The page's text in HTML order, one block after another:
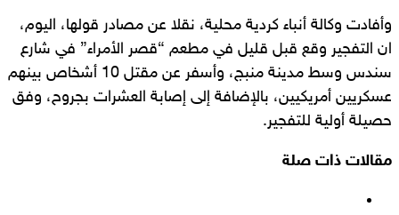
وأفادت وكالة أنباء كردية محلية، نقلا عن مصادر قولها، اليوم،
ان التفجير وقع قبل قليل في مطعم “قصر الأمراء” في شارع
سندس وسط مدينة منبج، وأسفر عن مقتل 10 أشخاص بينهم
عسكريين أمريكيين، بالإضافة إلى إصابة العشرات بجروح، وفق
حصيلة أولية للتفجير.
مقالات ذات صلة